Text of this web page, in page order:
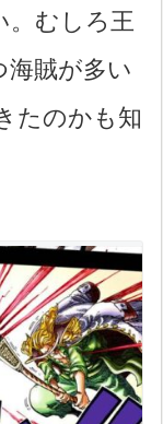
。むしろ王
海賊が多い
たのかも知